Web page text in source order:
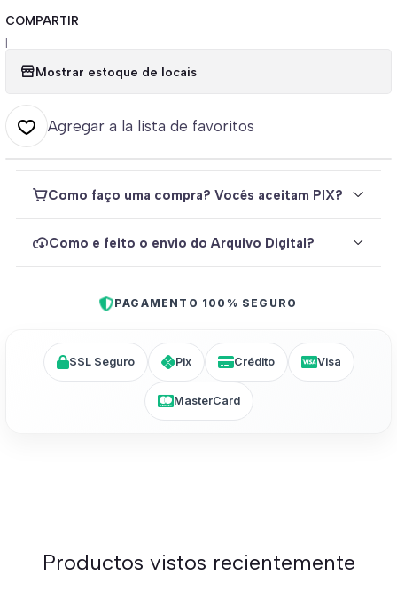
COMPARTIR
|
Mostrar estoque de locais
Agregar a la lista de favoritos
Como faço uma compra? Vocês aceitam PIX?
Como e feito o envio do Arquivo Digital?
PAGAMENTO 100% SEGURO
SSL Seguro Pix Crédito Visa
MasterCard
Productos vistos recientemente